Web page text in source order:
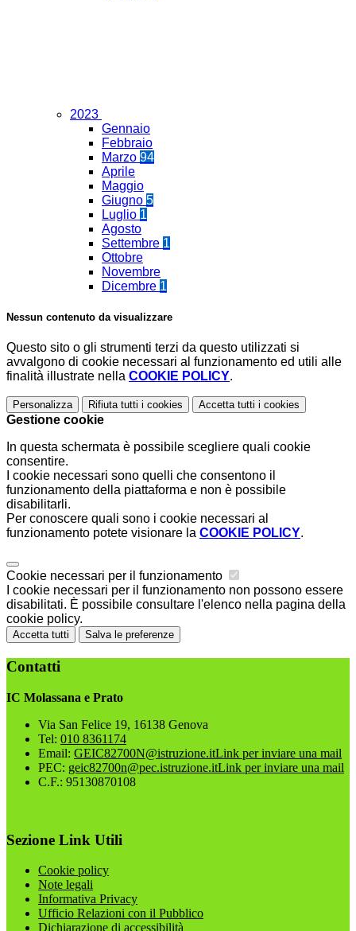
2023
Gennaio
Febbraio
Marzo 94
Aprile
Maggio
Giugno 5
Luglio 1
Agosto
Settembre 1
Ottobre
Novembre
Dicembre 1
Nessun contenuto da visualizzare
Questo sito o gli strumenti terzi da questo utilizzati si
avvalgono di cookie necessari al funzionamento ed utili alle
finalità illustrate nella COOKIE POLICY.
Personalizza Rifiuta tutti i cookies Accetta tutti i cookies
Gestione cookie
In questa schermata è possibile scegliere quali cookie
consentire.
I cookie necessari sono quelli che consentono il
funzionamento della piattaforma e non è possibile
disabilitarli.
Per conoscere quali sono i cookie necessari al
funzionamento potete visionare la COOKIE POLICY.
Cookie necessari per il funzionamento
I cookie necessari per il funzionamento non possono essere
disabilitati. È possibile consultare l'elenco nella pagina della
cookie policy.
Accetta tutti Salva le preferenze
Contatti
IC Molassana e Prato
Via San Felice 19, 16138 Genova
Tel: 010 8361174
Email: GEIC82700N@istruzione.itLink per inviare una mail
PEC: geic82700n@pec.istruzione.itLink per inviare una mail
C.F.: 95130870108
Sezione Link Utili
Cookie policy
Note legali
Informativa Privacy
Ufficio Relazioni con il Pubblico
Dichiarazione di accessibilità